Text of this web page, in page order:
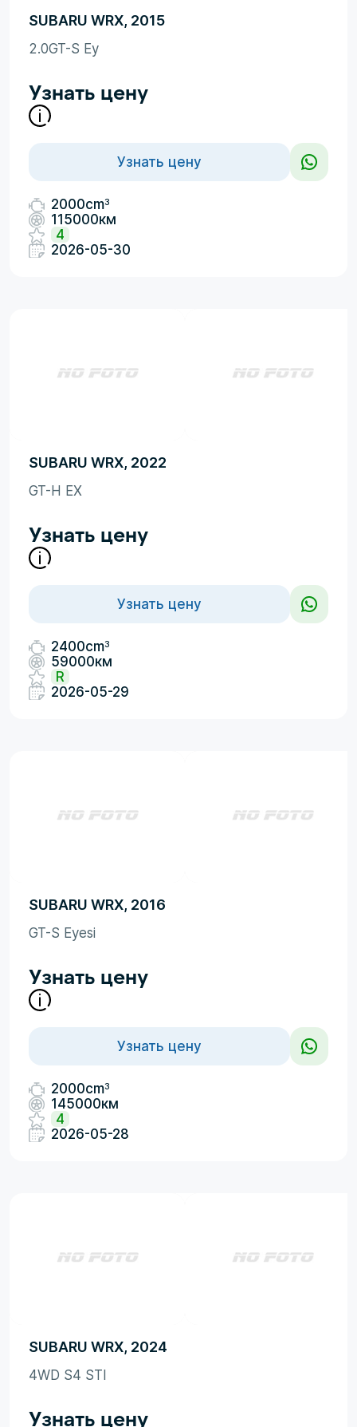
SUBARU WRX, 2015
2.0GT-S Ey
Узнать цену
Узнать цену
2000cm3
115000км
4
2026-05-30
SUBARU WRX, 2022
GT-H EX
Узнать цену
Узнать цену
2400cm3
59000км
R
2026-05-29
SUBARU WRX, 2016
GT-S Eyesi
Узнать цену
Узнать цену
2000cm3
145000км
4
2026-05-28
SUBARU WRX, 2024
4WD S4 STI
Узнать цену